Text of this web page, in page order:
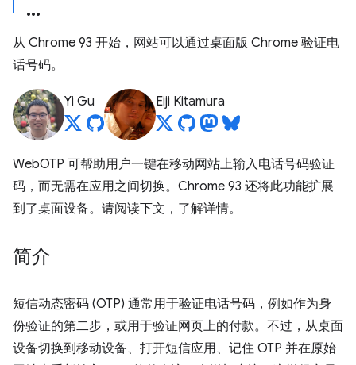
从 Chrome 93 开始，网站可以通过桌面版 Chrome 验证电
话号码。
Yi Gu Eiji Kitamura
WebOTP 可帮助用户一键在移动网站上输入电话号码验证
码，而无需在应用之间切换。Chrome 93 还将此功能扩展
到了桌面设备。请阅读下文，了解详情。
简介
短信动态密码 (OTP) 通常用于验证电话号码，例如作为身
份验证的第二步，或用于验证网页上的付款。不过，从桌面
设备切换到移动设备、打开短信应用、记住 OTP 并在原始